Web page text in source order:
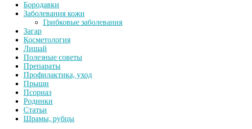
Бородавки
Заболевания кожи
Грибковые заболевания
Загар
Косметология
Лишай
Полезные советы
Препараты
Профилактика, уход
Прыщи
Псориаз
Родинки
Статьи
Шрамы, рубцы